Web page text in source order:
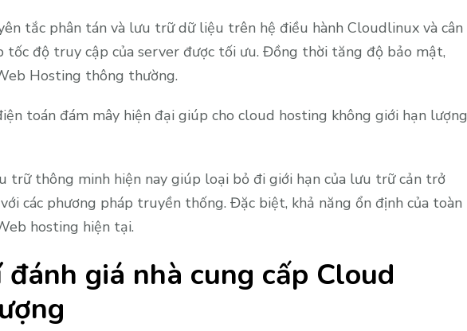
tắc phân tán và lưu trữ dữ liệu trên hệ điều hành Cloudlinux và cân
tốc độ truy cập của server được tối ưu. Đồng thời tăng độ bảo mật,
Hosting thông thường.
toán đám mây hiện đại giúp cho cloud hosting không giới hạn lượng
trữ thông minh hiện nay giúp loại bỏ đi giới hạn của lưu trữ cản trở
các phương pháp truyền thống. Đặc biệt, khả năng ổn định của toàn
hosting hiện tại.
giá nhà cung cấp Cloud